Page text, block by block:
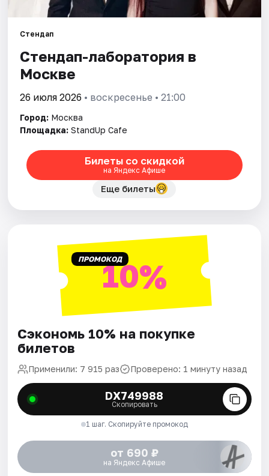
Стендап
Стендап-лаборатория в
Москве
26 июля 2026 • воскресенье • 21:00
Город: Москва
Площадка: StandUp Cafe
Билеты со скидкой
на Яндекс Афише
Еще билеты
ПРОМОКОД10%
Сэкономь 10% на покупке
билетов
Применили: 7 915 раз Проверено: 1 минуту назад
DX749988
Скопировать
1 шаг. Скопируйте промокод
от 690 ₽
на Яндекс Афише